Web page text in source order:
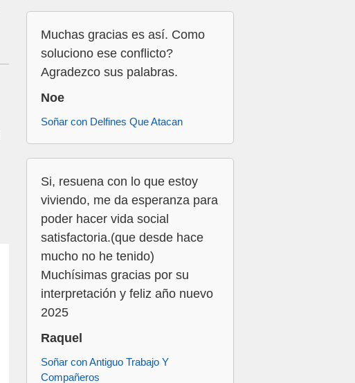
Muchas gracias es así. Como
soluciono ese conflicto?
Agradezco sus palabras.
Noe
Soñar con Delfines Que Atacan
Si, resuena con lo que estoy
viviendo, me da esperanza para
poder hacer vida social
satisfactoria.(que desde hace
mucho no he tenido)
Muchísimas gracias por su
interpretación y feliz año nuevo
2025
Raquel
Soñar con Antiguo Trabajo Y
Compañeros